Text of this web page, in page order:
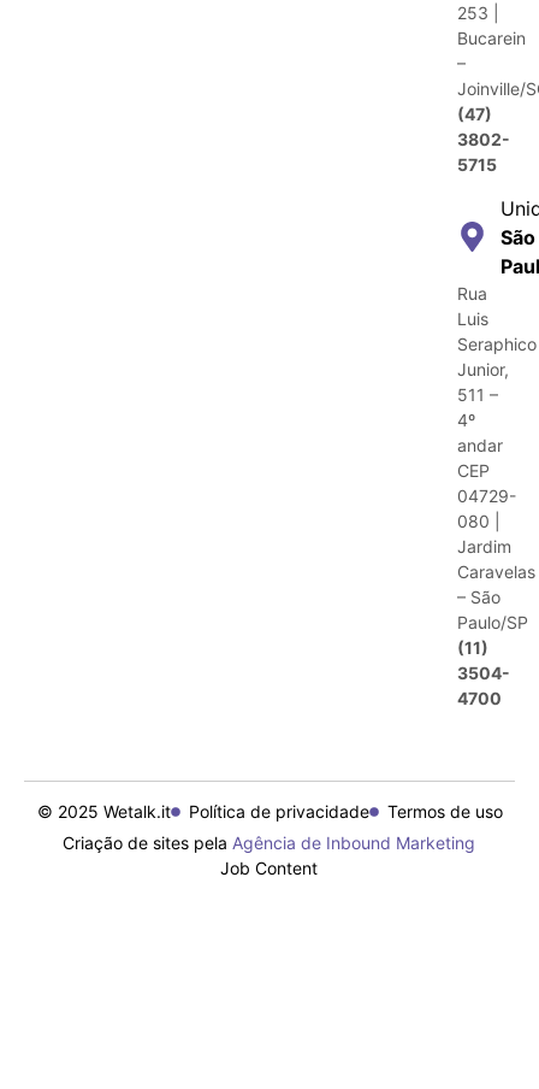
253 |
Bucarein
–
Joinville/
(47)
3802-
5715
São
Rua
Luis
Seraphico
Junior,
511 –
4º
andar
CEP
04729-
080 |
Jardim
Caravelas
– São
Paulo/SP
(11)
3504-
4700
© 2025 Wetalk.it Política de privacidade
Termos de uso
Criação de sites pela Agência de Inbound Marketing
Job Content